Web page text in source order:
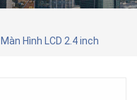
Hình LCD 2.4 inch